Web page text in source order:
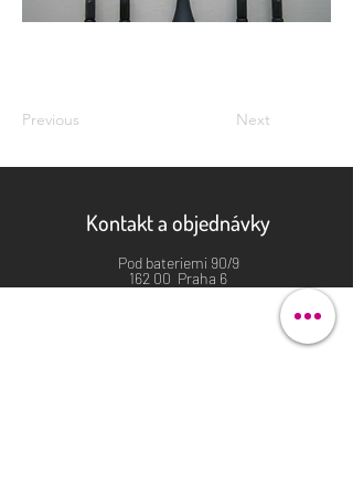
Previous Next
Kontakt a objednávky
Pod bateriemi 90/9
162 00 Praha 6